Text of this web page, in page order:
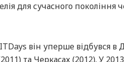
для сучасного покоління
він уперше відбувся в
та Черкасах (2012). У